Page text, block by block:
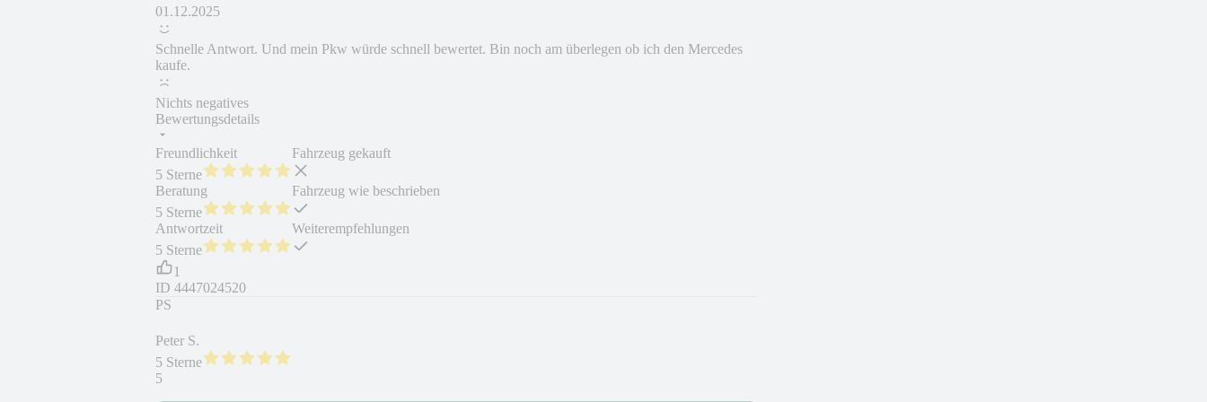
01.12.2025
Schnelle Antwort. Und mein Pkw würde schnell bewertet. Bin noch am überlegen ob ich den Mercedes
kaufe.
Nichts negatives
Bewertungsdetails
Freundlichkeit
5 Sterne
Beratung
5 Sterne
Antwortzeit
5 Sterne
Fahrzeug gekauft
Fahrzeug wie beschrieben
Weiterempfehlungen
1
ID 4447024520
PS
Peter S.
5 Sterne
5